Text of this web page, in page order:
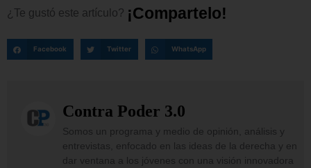
¿Te gustó este artículo? ¡Comparte o!
Facebook Twitter WhatsApp
Contra Poder 3.0
Somos un programa y medio de opinión, análisis y
entrevistas, enfocado en las ideas de la derecha y en
dar ventana a los jóvenes con una visión innovadora